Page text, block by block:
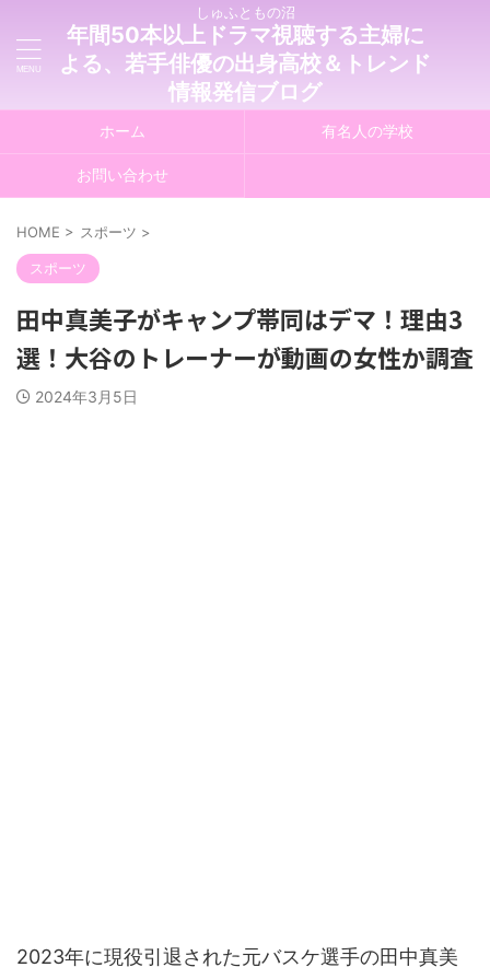
しゅふともの沼
年間50本以上ドラマ視聴する主婦に
よる、若手俳優の出身高校＆トレンド
情報発信ブログ
ホーム 有名人の学校
お問い合わせ
HOME > スポーツ >
スポーツ
田中真美子がキャンプ帯同はデマ！理由3
選！大谷のトレーナーが動画の女性か調査
2024年3月5日
2023年に現役引退された元バスケ選手の田中真美